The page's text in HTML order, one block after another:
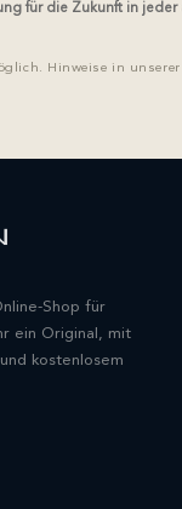
für die Zukunft in
Hinweise in unserer
Shop für
ein Original, mit
kostenlosem